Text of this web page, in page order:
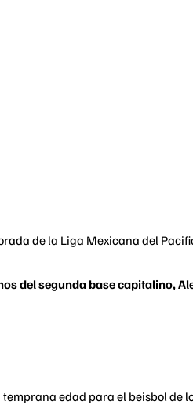
de la Liga Mexicana del
del segunda base capitalino,
edad para el beisbol de